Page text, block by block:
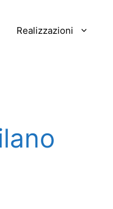
Realizzazioni